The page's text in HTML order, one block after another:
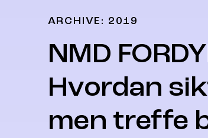
ARCHIVE: 2019
NMD
Hvordan
men treffe